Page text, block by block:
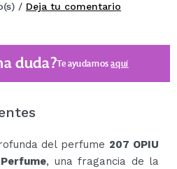
/ Deja tu comentario
duda?Te ayudamosaquí
del perfume 207 OPIU
, una fragancia de la